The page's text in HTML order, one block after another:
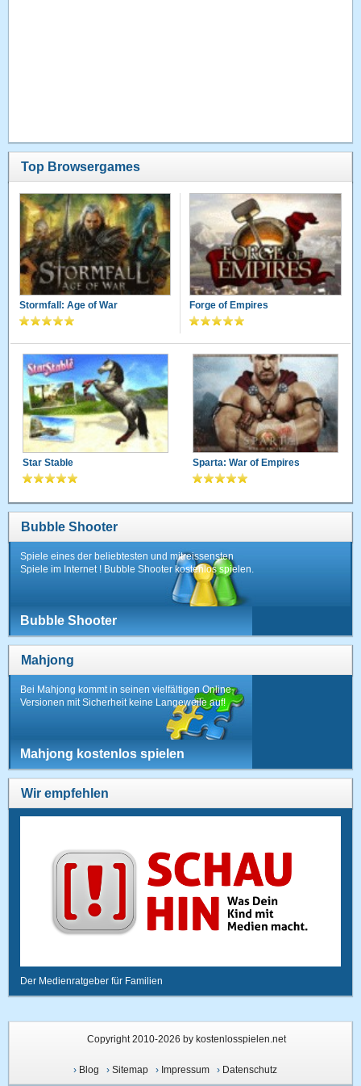
Top Browsergames
Stormfall: Age of War Forge of Empires
Star Stable Sparta: War of Empires
Bubble Shooter
Spiele eines der beliebtesten und mitreissensten
Spiele im Internet ! Bubble Shooter kostenlos spielen.
Bubble Shooter
Mahjong
Bei Mahjong kommt in seinen vielfältigen Online-
Versionen mit Sicherheit keine Langeweile auf!
Mahjong kostenlos spielen
Wir empfehlen
Der Medienratgeber für Familien
Copyright 2010-2026 by kostenlosspielen.net
› Blog › Sitemap› Impressum› Datenschutz